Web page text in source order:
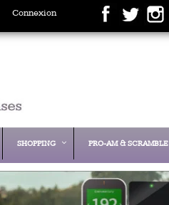
Connexion
SHOPPING PRO-AM & SCRAMBLE